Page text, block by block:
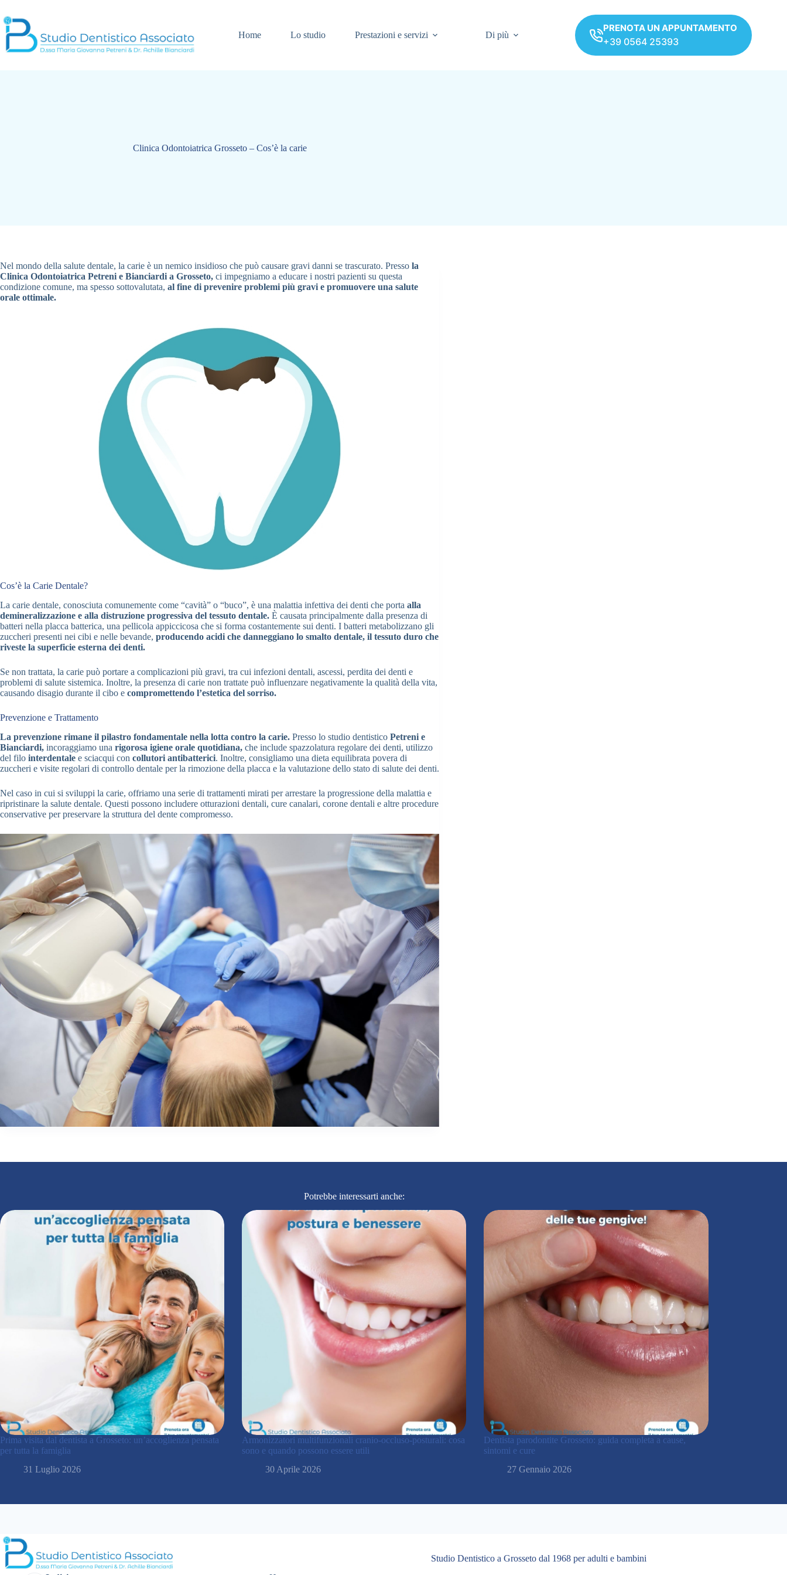
al
contenuto
Home
Lo studio Prestazioni e servizi Di più
PRENOTA UN APPUNTAMENTO
+39 0564 25393
Clinica Odontoiatrica Grosseto – Cos’è la carie
Nel mondo della salute dentale, la carie è un nemico insidioso che può causare gravi danni se trascurato. Presso la
Clinica Odontoiatrica Petreni e Bianciardi a Grosseto, ci impegniamo a educare i nostri pazienti su questa
condizione comune, ma spesso sottovalutata, al fine di prevenire problemi più gravi e promuovere una salute
orale ottimale.
Cos’è la Carie Dentale?
La carie dentale, conosciuta comunemente come “cavità” o “buco”, è una malattia infettiva dei denti che porta alla
demineralizzazione e alla distruzione progressiva del tessuto dentale. È causata principalmente dalla presenza di
batteri nella placca batterica, una pellicola appiccicosa che si forma costantemente sui denti. I batteri metabolizzano gli
zuccheri presenti nei cibi e nelle bevande, producendo acidi che danneggiano lo smalto dentale, il tessuto duro che
riveste la superficie esterna dei denti.
Se non trattata, la carie può portare a complicazioni più gravi, tra cui infezioni dentali, ascessi, perdita dei denti e
problemi di salute sistemica. Inoltre, la presenza di carie non trattate può influenzare negativamente la qualità della vita,
causando disagio durante il cibo e compromettendo l’estetica del sorriso.
Prevenzione e Trattamento
La prevenzione rimane il pilastro fondamentale nella lotta contro la carie. Presso lo studio dentistico Petreni e
Bianciardi, incoraggiamo una rigorosa igiene orale quotidiana, che include spazzolatura regolare dei denti, utilizzo
del filo interdentale e sciacqui con collutori antibatterici. Inoltre, consigliamo una dieta equilibrata povera di
zuccheri e visite regolari di controllo dentale per la rimozione della placca e la valutazione dello stato di salute dei denti.
Nel caso in cui si sviluppi la carie, offriamo una serie di trattamenti mirati per arrestare la progressione della malattia e
ripristinare la salute dentale. Questi possono includere otturazioni dentali, cure canalari, corone dentali e altre procedure
conservative per preservare la struttura del dente compromesso.
Potrebbe interessarti anche:
Prima visita dal dentista a Grosseto: un’accoglienza pensata
per tutta la famiglia
31 Luglio 2026
Armonizzatori multifunzionali cranio-occluso-posturali: cosa
sono e quando possono essere utili
30 Aprile 2026
Dentista parodontite Grosseto: guida completa a cause,
sintomi e cure
27 Gennaio 2026
Studio Dentistico a Grosseto dal 1968 per adulti e bambini